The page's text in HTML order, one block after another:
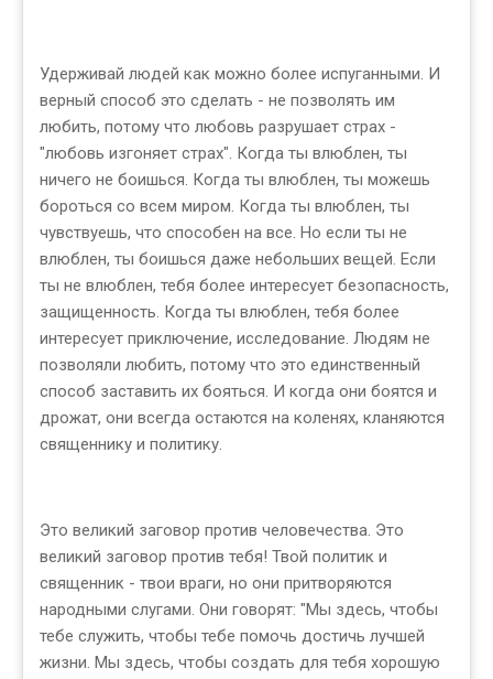
Удерживай людей как можно более испуганными. И
верный способ это сделать - не позволять им
любить, потому что любовь разрушает страх -
"любовь изгоняет страх". Когда ты влюблен, ты
ничего не боишься. Когда ты влюблен, ты можешь
бороться со всем миром. Когда ты влюблен, ты
чувствуешь, что способен на все. Но если ты не
влюблен, ты боишься даже небольших вещей. Если
ты не влюблен, тебя более интересует безопасность,
защищенность. Когда ты влюблен, тебя более
интересует приключение, исследование. Людям не
позволяли любить, потому что это единственный
способ заставить их бояться. И когда они боятся и
дрожат, они всегда остаются на коленях, кланяются
священнику и политику.
Это великий заговор против человечества. Это
великий заговор против тебя! Твой политик и
священник - твои враги, но они притворяются
народными слугами. Они говорят: "Мы здесь, чтобы
тебе служить, чтобы тебе помочь достичь лучшей
жизни. Мы здесь, чтобы создать для тебя хорошую